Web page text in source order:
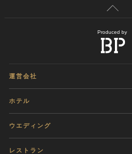
Produced by
運営会社
ホテル
ウエディング
レストラン